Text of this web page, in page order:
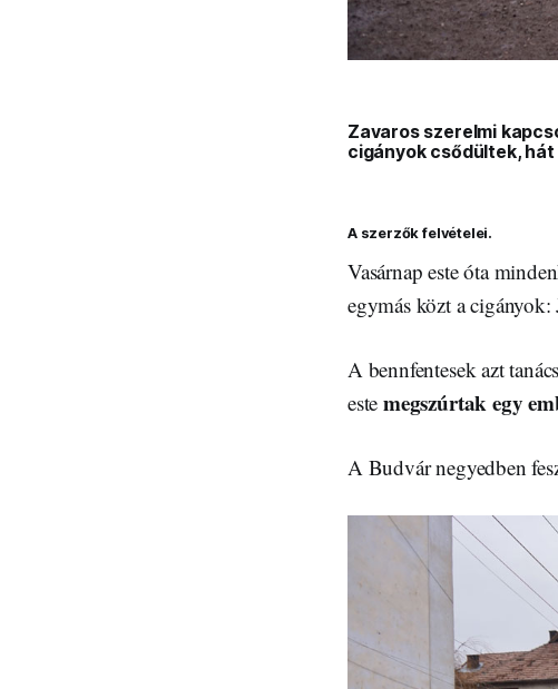
Zavaros szerelmi
cigányok csődültek,
A szerzők felvételei.
Vasárnap este óta
egymás közt a cigányok:
A bennfentesek azt
estemegszúrtak egy
A Budvár negyedben